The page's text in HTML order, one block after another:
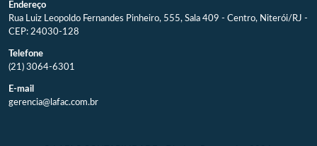
Endereço
Rua Luiz Leopoldo Fernandes Pinheiro, 555, Sala 409 - Centro, Niterói/RJ -
CEP: 24030-128
Telefone
(21) 3064-6301
E-mail
gerencia@lafac.com.br